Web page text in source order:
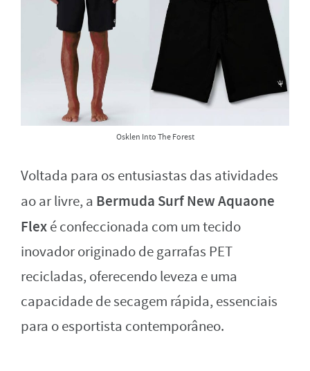
Osklen Into The Forest
Voltada para os entusiastas das atividades
ao ar livre, a Bermuda Surf New Aquaone
Flexé confeccionada com um tecido
inovador originado de garrafas PET
recicladas, oferecendo leveza e uma
capacidade de secagem rápida, essenciais
para o esportista contemporâneo.